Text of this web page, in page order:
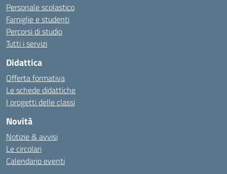
Personale scolastico
Famiglie e studenti
Percorsi di studio
Tutti i servizi
Didattica
Offerta formativa
Le schede didattiche
I progetti delle classi
Novità
Notizie & avvisi
Le circolari
Calendario eventi